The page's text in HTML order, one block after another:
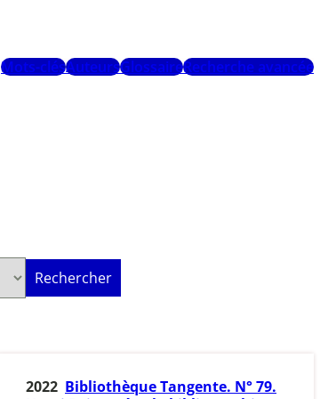
Mots-clésAuteursGlossaireRecherche avancée
Rechercher
2022 Bibliothèque Tangente. N° 79.